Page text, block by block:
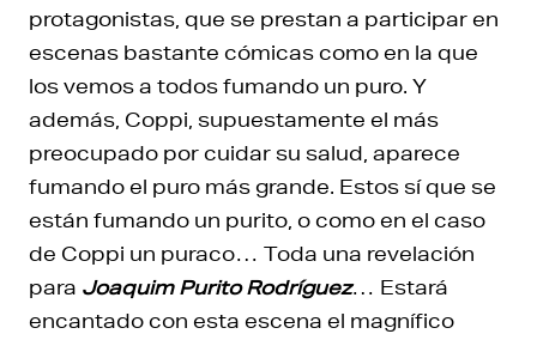
protagonistas, que se prestan a participar en
escenas bastante cómicas como en la que
los vemos a todos fumando un puro. Y
además, Coppi, supuestamente el más
preocupado por cuidar su salud, aparece
fumando el puro más grande. Estos sí que se
están fumando un purito, o como en el caso
de Coppi un puraco… Toda una revelación
para Joaquim Purito Rodríguez… Estará
encantado con esta escena el magnífico